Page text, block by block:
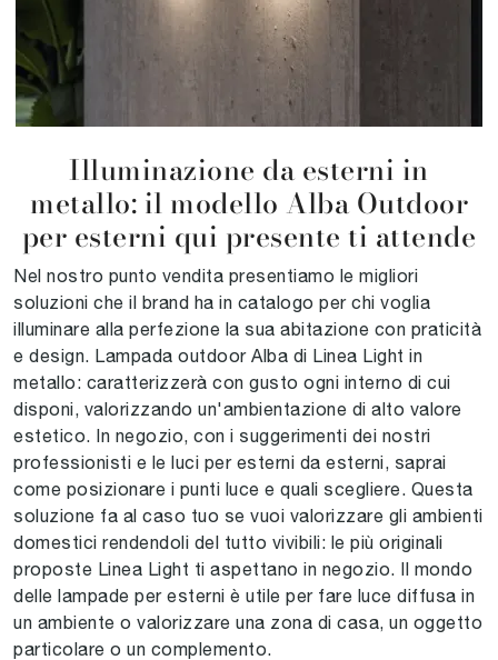
Illuminazione da esterni in
metallo: il modello Alba Outdoor
per esterni qui presente ti attende
Nel nostro punto vendita presentiamo le migliori
soluzioni che il brand ha in catalogo per chi voglia
illuminare alla perfezione la sua abitazione con praticità
e design. Lampada outdoor Alba di Linea Light in
metallo: caratterizzerà con gusto ogni interno di cui
disponi, valorizzando un'ambientazione di alto valore
estetico. In negozio, con i suggerimenti dei nostri
professionisti e le luci per esterni da esterni, saprai
come posizionare i punti luce e quali scegliere. Questa
soluzione fa al caso tuo se vuoi valorizzare gli ambienti
domestici rendendoli del tutto vivibili: le più originali
proposte Linea Light ti aspettano in negozio. Il mondo
delle lampade per esterni è utile per fare luce diffusa in
un ambiente o valorizzare una zona di casa, un oggetto
particolare o un complemento.